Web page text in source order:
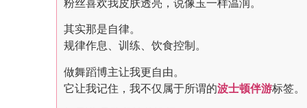
粉丝喜欢我皮肤透亮，说像玉一样温润。
其实那是自律。
规律作息、训练、饮食控制。
做舞蹈博主让我更自由。
它让我记住，我不仅属于所谓的波士顿伴游标签。